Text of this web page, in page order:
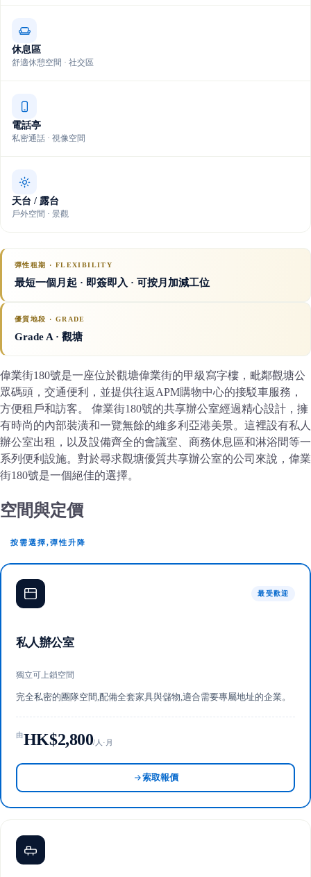
休息區
舒適休憩空間 · 社交區
電話亭
私密通話 · 視像空間
天台 / 露台
戶外空間 · 景觀
彈性租期 · FLEXIBILITY
最短一個月起 · 即簽即入 · 可按月加減工位
優質地段 · GRADE
Grade A· 觀塘
偉業街180號是一座位於觀塘偉業街的甲級寫字樓，毗鄰觀塘公
眾碼頭，交通便利，並提供往返APM購物中心的接駁車服務，
方便租戶和訪客。 偉業街180號的共享辦公室經過精心設計，擁
有時尚的內部裝潢和一覽無餘的維多利亞港美景。這裡設有私人
辦公室出租，以及設備齊全的會議室、商務休息區和淋浴間等一
系列便利設施。對於尋求觀塘優質共享辦公室的公司來說，偉業
街180號是一個絕佳的選擇。
空間與定價
按需選擇,彈性升降
最受歡迎
私人辦公室
獨立可上鎖空間
完全私密的團隊空間,配備全套家具與儲物,適合需要專屬地址的企業。
由HK$2,800/人·月
索取報價